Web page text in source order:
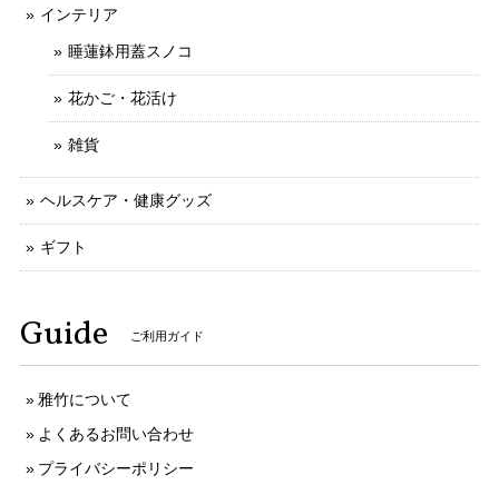
インテリア
睡蓮鉢用蓋スノコ
花かご・花活け
雑貨
ヘルスケア・健康グッズ
ギフト
Guide ご利用ガイド
雅竹について
よくあるお問い合わせ
プライバシーポリシー